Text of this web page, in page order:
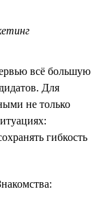
всё большую
Для
не только
гибкость